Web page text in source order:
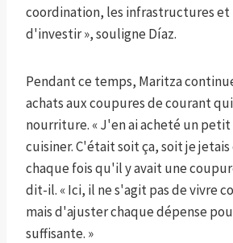
coordination, les infrastructures et
d'investir », souligne Díaz.
Pendant ce temps, Maritza
achats aux coupures de courant
nourriture. « J'en ai acheté un
cuisiner. C'était soit ça, soit je
chaque fois qu'il y avait une
dit-il. « Ici, il ne s'agit pas de vivre
mais d'ajuster chaque dépense
suffisante. »